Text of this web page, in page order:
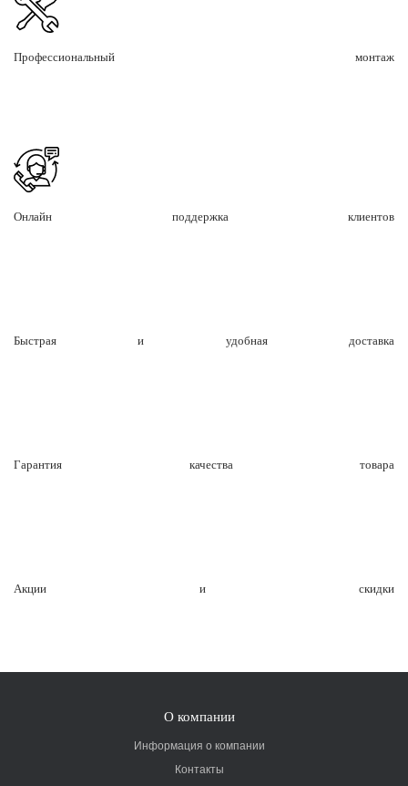
Профессиональный монтаж
Онлайн поддержка клиентов
Быстрая и удобная доставка
Гарантия качества товара
Акции и скидки
О компании
Информация о компании
Контакты